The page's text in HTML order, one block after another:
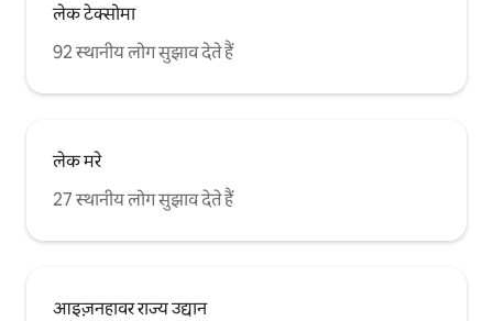
लेक टेक्सोमा
92 स्थानीय लोग सुझाव देते हैं
लेक मरे
27 स्थानीय लोग सुझाव देते हैं
आइज़नहावर राज्य उद्यान